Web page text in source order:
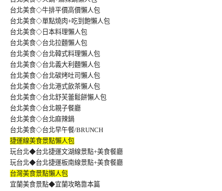
台北美食◇牛排平價高價懶人包
台北美食◇單點燒肉+吃到飽懶人包
台北美食◇日本料理懶人包
台北美食◇台北拉麵懶人包
台北美食◇台北韓式料理懶人包
台北美食◇台北義大利麵懶人包
台北美食◇台北碳烤吐司懶人包
台北美食◇台北港式飲茶懶人包
台北美食◇台北舒芙蕾鬆餅懶人包
台北美食◇台北親子餐廳
台北美食◇台北麻辣鍋
台北美食◇台北早午餐/BRUNCH
捷運線美食景點懶人包
玩台北◆台北捷運文湖線景點+美食餐廳
玩台北◆台北捷運板南線景點+美食餐廳
台灣美食景點懶人包
宜蘭美食景點◆宜蘭攻略靠本篇